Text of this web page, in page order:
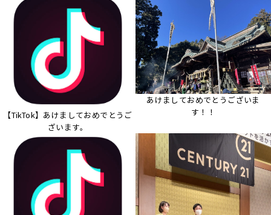
【TikTok】あけましておめでとうご
ざいます。
あけましておめでとうございま
す！！